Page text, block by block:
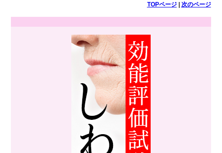
TOPページ| 次のページ